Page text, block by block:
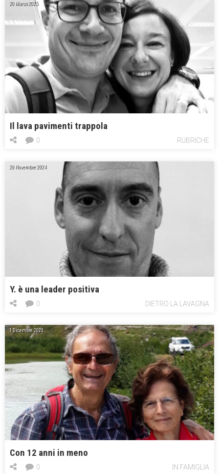
20 Marzo 2025
Il lava pavimenti trappola
RUBRICHE
0
28 Novembre 2024
Y. è una leader positiva
DIETRO LA LAVAGNA
0
1 Dicembre 2023
Con 12 anni in meno
IN FAMIGLIA
0